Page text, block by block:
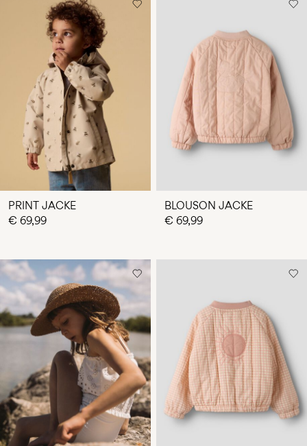
PRINT JACKE
€ 69,99
BLOUSON JACKE
€ 69,99